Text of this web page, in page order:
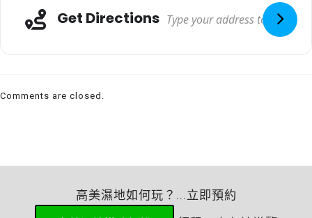
Get Directions
Comments are closed.
高美濕地如何玩？...立即預約